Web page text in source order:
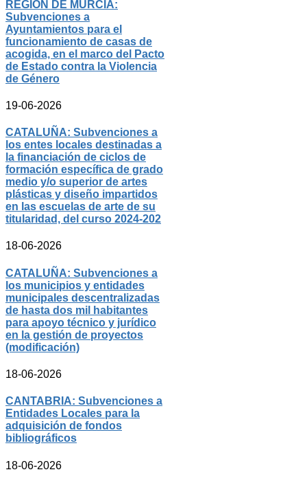
REGIÓN DE MURCIA:
Subvenciones a
Ayuntamientos para el
funcionamiento de casas de
acogida, en el marco del Pacto
de Estado contra la Violencia
de Género
19-06-2026
CATALUÑA: Subvenciones a
los entes locales destinadas a
la financiación de ciclos de
formación específica de grado
medio y/o superior de artes
plásticas y diseño impartidos
en las escuelas de arte de su
titularidad, del curso 2024-202
18-06-2026
CATALUÑA: Subvenciones a
los municipios y entidades
municipales descentralizadas
de hasta dos mil habitantes
para apoyo técnico y jurídico
en la gestión de proyectos
(modificación)
18-06-2026
CANTABRIA: Subvenciones a
Entidades Locales para la
adquisición de fondos
bibliográficos
18-06-2026